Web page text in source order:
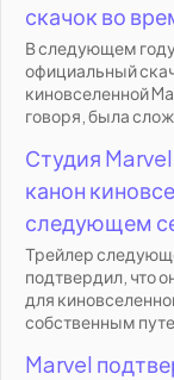
скачок во
В следующем году
официальный
киновселенной
говоря, была
Студия
канон
следующем
Трейлер
подтвердил, что
для
собственным
Marvel